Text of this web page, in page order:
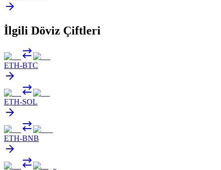
İlgili Döviz Çiftleri
ETH-BTC
ETH-SOL
ETH-BNB